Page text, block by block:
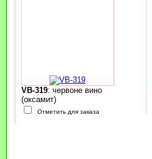
VB-319: червоне вино
(оксамит)
Отметить для заказа